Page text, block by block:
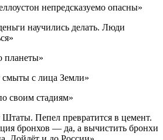
непредсказуемо опасны»
научились делать. Люди
планеты»
смыты с лица Земли»
своим стадиям»
Пепел превратится в цемент.
бронхов — да, а вычистить бронхи